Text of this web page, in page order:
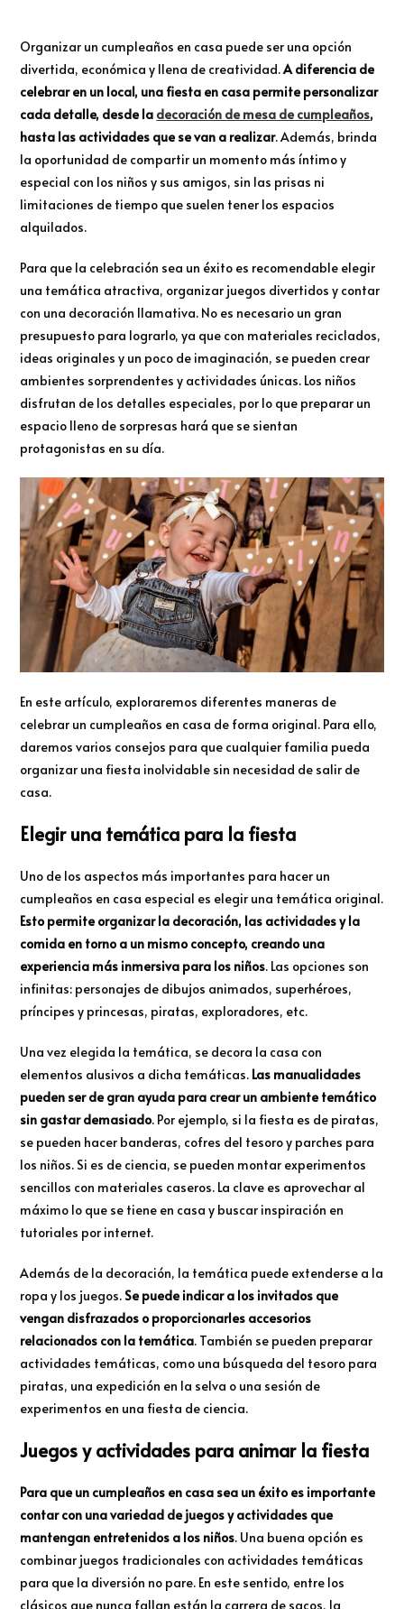
Organizar un cumpleaños en casa puede ser una opción
divertida, económica y llena de creatividad.A diferencia de
celebrar en un local, una fiesta en casa permite personalizar
cada detalle, desde la decoración de mesa de cumpleaños,
hasta las actividades que se van a realizar. Además, brinda
la oportunidad de compartir un momento más íntimo y
especial con los niños y sus amigos, sin las prisas ni
limitaciones de tiempo que suelen tener los espacios
alquilados.
Para que la celebración sea un éxito es recomendable elegir
una temática atractiva, organizar juegos divertidos y contar
con una decoración llamativa. No es necesario un gran
presupuesto para lograrlo, ya que con materiales reciclados,
ideas originales y un poco de imaginación, se pueden crear
ambientes sorprendentes y actividades únicas. Los niños
disfrutan de los detalles especiales, por lo que preparar un
espacio lleno de sorpresas hará que se sientan
protagonistas en su día.
En este artículo, exploraremos diferentes maneras de
celebrar un cumpleaños en casa de forma original. Para ello,
daremos varios consejos para que cualquier familia pueda
organizar una fiesta inolvidable sin necesidad de salir de
casa.
Elegir una temática para la fiesta
Uno de los aspectos más importantes para hacer un
cumpleaños en casa especial es elegir una temática original.
Esto permite organizar la decoración, las actividades y la
comida en torno a un mismo concepto, creando una
experiencia más inmersiva para los niños. Las opciones son
infinitas: personajes de dibujos animados, superhéroes,
príncipes y princesas, piratas, exploradores, etc.
Una vez elegida la temática, se decora la casa con
elementos alusivos a dicha temáticas. Las manualidades
pueden ser de gran ayuda para crear un ambiente temático
sin gastar demasiado. Por ejemplo, si la fiesta es de piratas,
se pueden hacer banderas, cofres del tesoro y parches para
los niños. Si es de ciencia, se pueden montar experimentos
sencillos con materiales caseros. La clave es aprovechar al
máximo lo que se tiene en casa y buscar inspiración en
tutoriales por internet.
Además de la decoración, la temática puede extenderse a la
ropa y los juegos. Se puede indicar a los invitados que
vengan disfrazados o proporcionarles accesorios
relacionados con la temática. También se pueden preparar
actividades temáticas, como una búsqueda del tesoro para
piratas, una expedición en la selva o una sesión de
experimentos en una fiesta de ciencia.
Juegos y actividades para animar la fiesta
Para que un cumpleaños en casa sea un éxito es importante
contar con una variedad de juegos y actividades que
mantengan entretenidos a los niños. Una buena opción es
combinar juegos tradicionales con actividades temáticas
para que la diversión no pare. En este sentido, entre los
clásicos que nunca fallan están la carrera de sacos, la